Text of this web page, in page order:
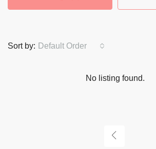
Sort by: Default Order
No listing found.